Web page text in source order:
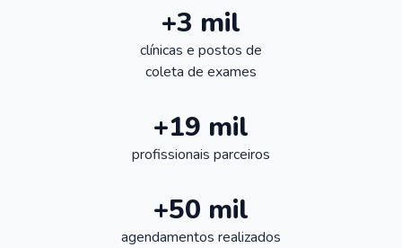
+3 mil
clínicas e postos de
coleta de exames
+19 mil
profissionais parceiros
+50 mil
agendamentos realizados